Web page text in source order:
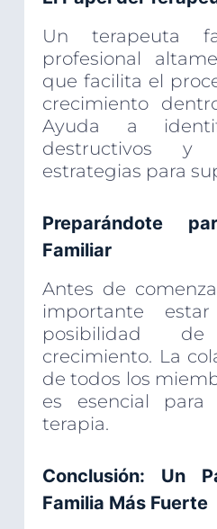
Un terapeuta
profesional
que facilita el
crecimiento
Ayuda a
destructivos y
estrategias para
Preparándote
Familiar
Antes de
importante
posibilidad
crecimiento. La
de todos los
es esencial
terapia.
Conclusión: Un
Familia Más Fuerte